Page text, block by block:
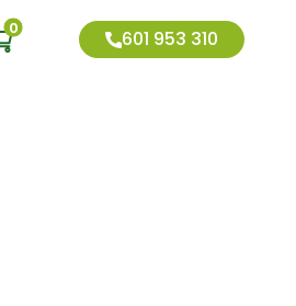
0 601 953 310